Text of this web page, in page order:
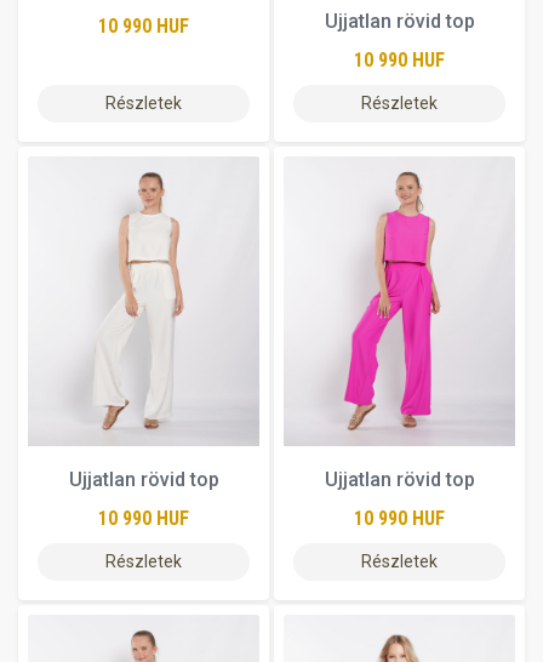
10 990 HUF
Részletek
Ujjatlan rövid top
10 990 HUF
Részletek
Ujjatlan rövid top
10 990 HUF
Részletek
Ujjatlan rövid top
10 990 HUF
Részletek